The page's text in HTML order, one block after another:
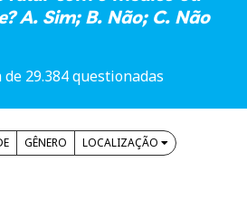
A. Sim; B. Não; C. Não
29.384 questionadas
GÊNERO LOCALIZAÇÃO